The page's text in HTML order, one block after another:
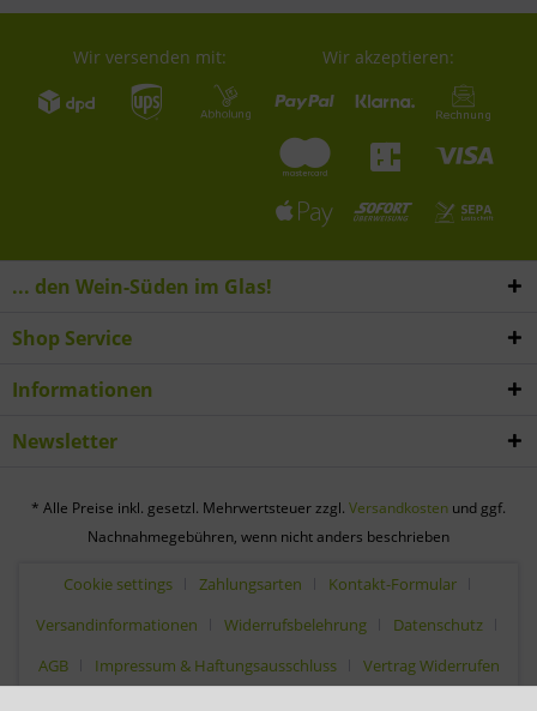
Wir versenden mit: Wir akzeptieren:
... den Wein-Süden im Glas!
Shop Service
Informationen
Newsletter
* Alle Preise inkl. gesetzl. Mehrwertsteuer zzgl. Versandkosten und ggf.
Nachnahmegebühren, wenn nicht anders beschrieben
Cookie settings Zahlungsarten
Kontakt-Formular
Versandinformationen
Widerrufsbelehrung
Datenschutz
AGB
Impressum & Haftungsausschluss Vertrag Widerrufen